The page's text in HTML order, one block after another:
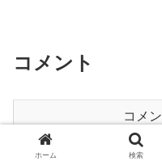
コメント
コメ
ホーム 検索